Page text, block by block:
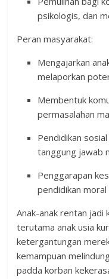
psikologis, dan
Peran masyarakat:
Mengajarkan
melaporkan
Membentuk
permasalahan
Pendidikan
tanggung jawab
Penggarapan
pendidikan moral
Anak-anak rentan jadi
terutama anak usia
ketergantungan
kemampuan
padda korban